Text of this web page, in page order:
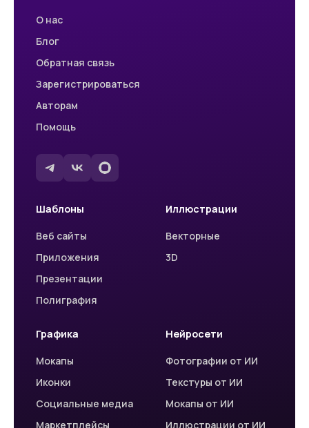
О нас
Блог
Обратная связь
Зарегистрироваться
Авторам
Помощь
Шаблоны
Веб сайты
Приложения
Презентации
Полиграфия
Иллюстрации
Векторные
3D
Графика
Мокапы
Иконки
Социальные медиа
Маркетплейсы
Нейросети
Фотографии от ИИ
Текстуры от ИИ
Мокапы от ИИ
Иллюстрации от ИИ